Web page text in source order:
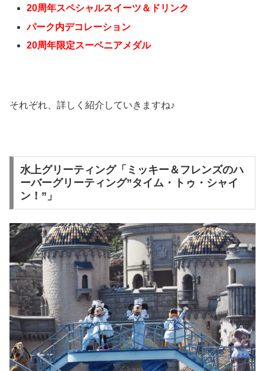
20周年スペシャルスイーツ＆ドリンク
パーク内デコレーション
20周年限定スーベニアメダル
それぞれ、詳しく紹介していきますね♪
水上グリーティング「ミッキー＆フレンズのハ
ーバーグリーティング”タイム・トゥ・シャイ
ン！”」